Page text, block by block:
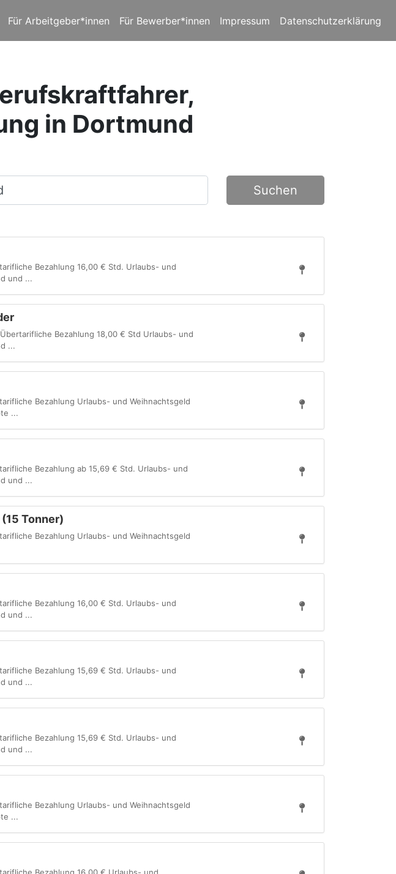
Für Arbeitgeber*innen Für Bewerber*innen Impressum Datenschutzerklärung
in Dortmund
Suchen
Bezahlung 16,00 € Std. Urlaubs- und
und ...
Bezahlung 18,00 € Std Urlaubs- und
...
Bezahlung Urlaubs- und Weihnachtsgeld
...
Bezahlung ab 15,69 € Std. Urlaubs- und
und ...
Tonner)
Bezahlung Urlaubs- und Weihnachtsgeld
Bezahlung 16,00 € Std. Urlaubs- und
und ...
Bezahlung 15,69 € Std. Urlaubs- und
und ...
Bezahlung 15,69 € Std. Urlaubs- und
und ...
Bezahlung Urlaubs- und Weihnachtsgeld
...